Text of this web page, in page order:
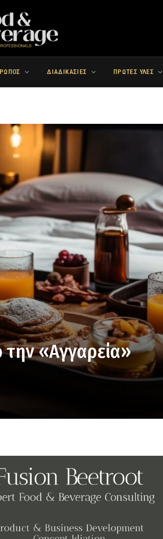
ΔΙΑΔΙΚΑΣΙΕΣ ΠΡΩΤΕΣ ΥΛΕΣ
«Αγγαρεία»